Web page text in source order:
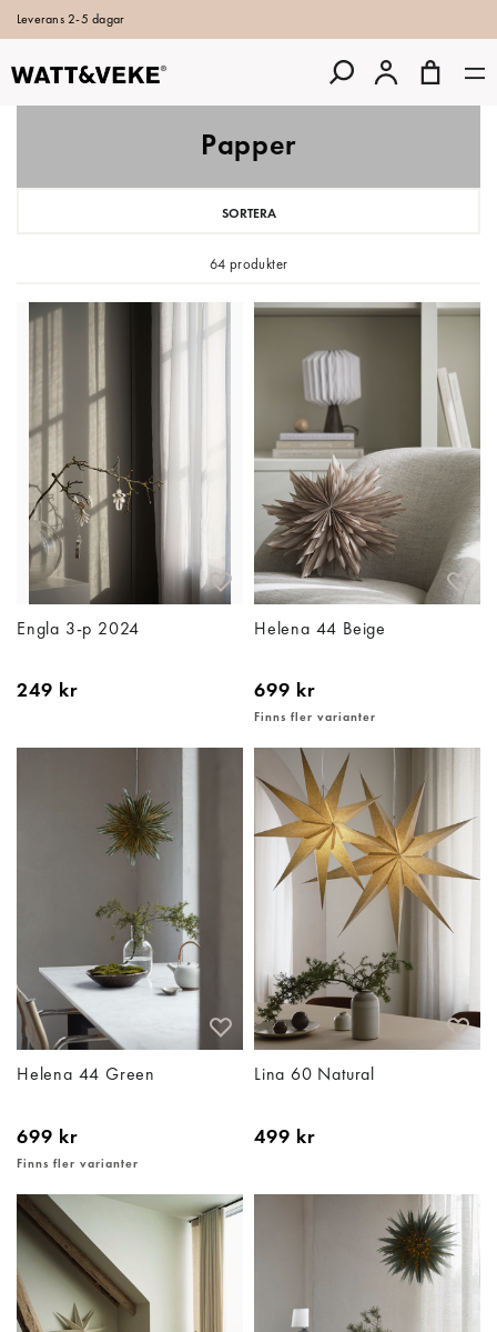
Leverans 2-5 dagar
Papper
SORTERA
64 produkter
Engla 3-p 2024
249 kr
Helena 44 Beige
699 kr
Finns fler varianter
Helena 44 Green
699 kr
Finns fler varianter
Lina 60 Natural
499 kr